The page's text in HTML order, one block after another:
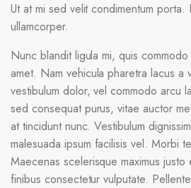
Ut at mi sed velit condimentum porta.
ullamcorper.
Nunc blandit ligula mi, quis
amet. Nam vehicula pharetra lacus a
vestibulum dolor, vel commodo arcu
sed consequat purus, vitae auctor
at tincidunt nunc. Vestibulum
malesuada ipsum facilisis vel. Morbi
Maecenas scelerisque maximus
finibus consectetur vulputate.